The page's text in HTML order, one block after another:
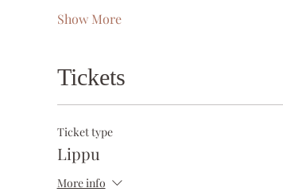
Show More
Tickets
Ticket type
Lippu
More info